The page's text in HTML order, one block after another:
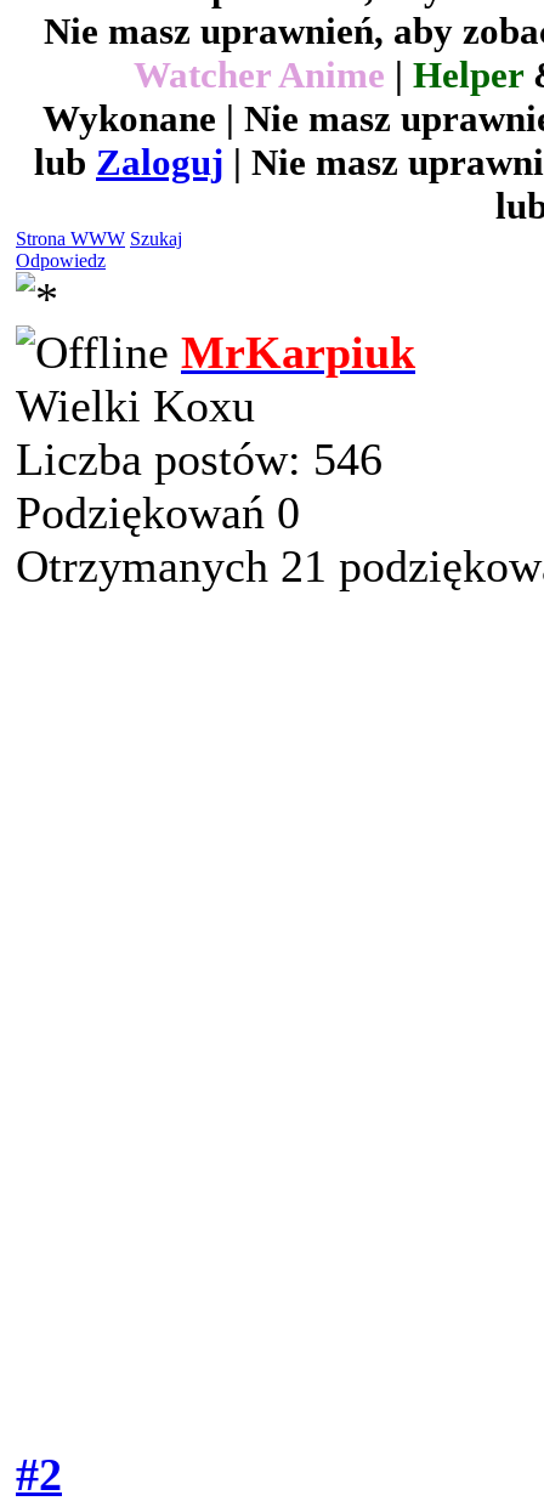
Nie masz uprawnień, aby
Watcher Anime | Helper
Wykonane | Nie masz
lub Zaloguj | Nie masz
Strona WWW Szukaj
Odpowiedz
MrKarpiuk
Wielki Koxu
Liczba postów: 546
Podziękowań 0
Otrzymanych 21
#2